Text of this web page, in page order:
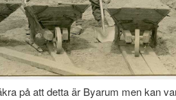
på att detta är Byarum men kan